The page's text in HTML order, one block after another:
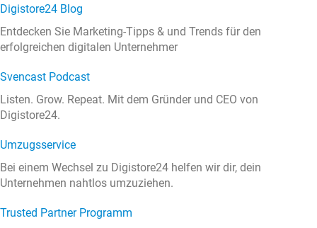
Digistore24 Blog
Entdecken Sie Marketing-Tipps & und Trends für den
erfolgreichen digitalen Unternehmer
Svencast Podcast
Listen. Grow. Repeat. Mit dem Gründer und CEO von
Digistore24.
Umzugsservice
Bei einem Wechsel zu Digistore24 helfen wir dir, dein
Unternehmen nahtlos umzuziehen.
Trusted Partner Programm